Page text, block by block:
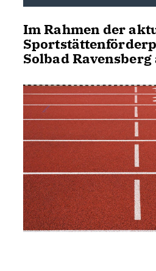
Im Rahmen der
Solbad